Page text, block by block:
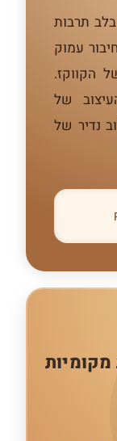
תרבות
עמוק
הקווקז.
של
נדיר של